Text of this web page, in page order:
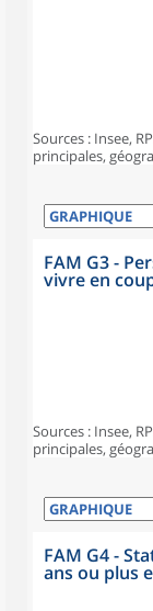
Sources : Insee,
principales,
FAM G3 -
vivre en
Sources : Insee,
principales,
FAM G4 -
ans ou plus